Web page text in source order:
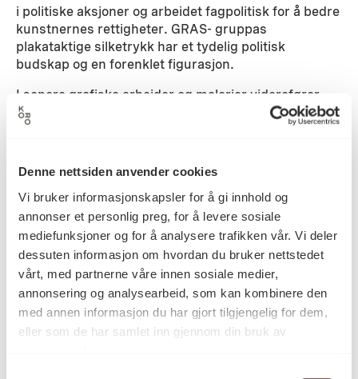
Denne nettsiden anvender cookies
Vi bruker informasjonskapsler for å gi innhold og
annonser et personlig preg, for å levere sosiale
mediefunksjoner og for å analysere trafikken vår. Vi deler
dessuten informasjon om hvordan du bruker nettstedet
vårt, med partnerne våre innen sosiale medier,
annonsering og analysearbeid, som kan kombinere den
med annen informasjon du har gjort tilgjengelig for dem,
eller som de har samlet inn gjennom din bruk av
i politiske aksjoner og arbeidet fagpolitisk for å bedre
kunstnernes rettigheter. GRAS- gruppas
plakataktige silketrykk har et tydelig politisk
budskap og en forenklet figurasjon.
I senere grafiske arbeider og malerier viderefører
Kleiva sitt politiske engasjement, om enn i en mindre
eksplisitt form. Samtidig som fargeholdningen blir
en sentral plass i motivkretsen hans.
Detaljer
Datering 1980
Kunstner Per Kleiva